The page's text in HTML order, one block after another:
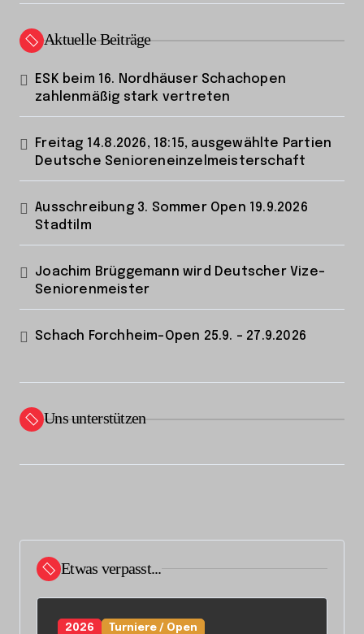
Aktuelle Beiträge
ESK beim 16. Nordhäuser Schachopen
zahlenmäßig stark vertreten
Freitag 14.8.2026, 18:15, ausgewählte Partien
Deutsche Senioreneinzelmeisterschaft
Ausschreibung 3. Sommer Open 19.9.2026
Stadtilm
Joachim Brüggemann wird Deutscher Vize-
Seniorenmeister
Schach Forchheim-Open 25.9. – 27.9.2026
Uns unterstützen
Etwas verpasst...
2026 Turniere / Open